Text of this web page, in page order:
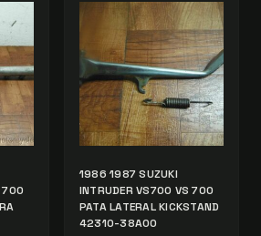
700
1986 1987 SUZUKI
INTRUDER VS700 VS 700
PATA LATERAL KICKSTAND
42310-38A00